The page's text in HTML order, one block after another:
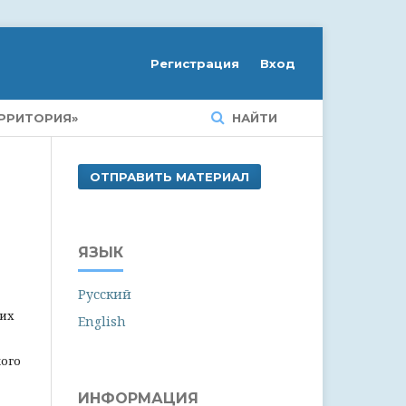
НАЙТИ
Регистрация Вход
ОТПРАВИТЬ МАТЕРИАЛ
ЯЗЫК
Русский
English
ИНФОРМАЦИЯ